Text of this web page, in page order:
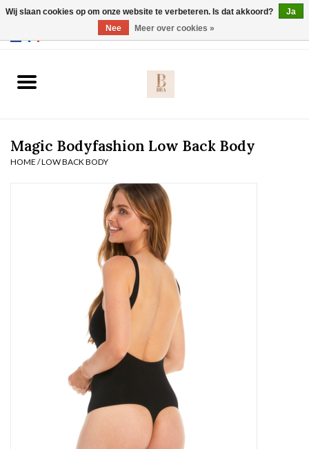
Slip
Lingerie-accessoires
Magic Bodyfashion Low Back Body
HOME /LOW BACK BODY
Wij slaan cookies op om onze website te verbeteren. Is dat akkoord?
Ja
Nee
Meer over cookies »
Webshop werkt met EU maten. .